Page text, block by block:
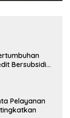
Bersubsidi
Pelayanan